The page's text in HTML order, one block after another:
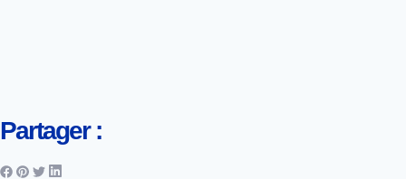
Partager :